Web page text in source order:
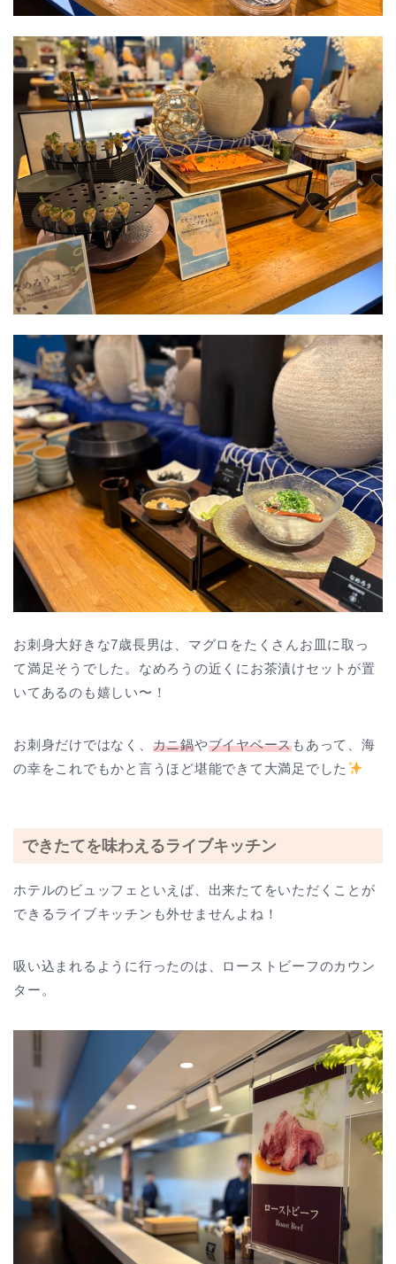
お刺身大好きな7歳長男は、マグロをたくさんお皿に取っ
て満足そうでした。なめろうの近くにお茶漬けセットが置
いてあるのも嬉しい〜！
お刺身だけではなく、 カニ鍋やブイヤベースもあって、海
の幸をこれでもかと言うほど堪能できて大満足でした
できたてを味わえるライブキッチン
ホテルのビュッフェといえば、出来たてをいただくことが
できるライブキッチンも外せませんよね！
吸い込まれるように行ったのは、ローストビーフのカウン
ター。